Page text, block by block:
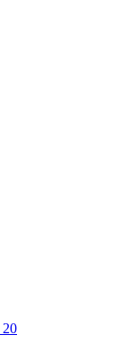
20